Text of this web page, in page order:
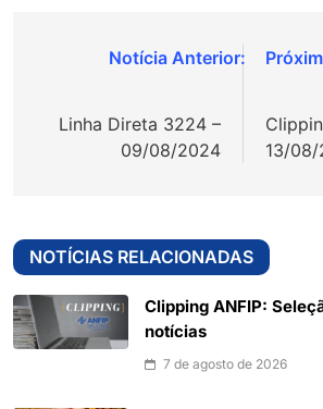
Navegação
Post
Linha Direta 3224 –
09/08/2024
13/
NOTÍCIAS RELACIONADAS
Clipping ANFIP:
notícias
7 de agosto de 2026